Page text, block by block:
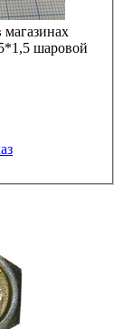
магазинах
шаровой